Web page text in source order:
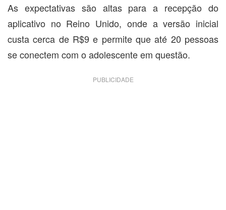
As expectativas são altas para a recepção do
aplicativo no Reino Unido, onde a versão inicial
custa cerca de R$9 e permite que até 20 pessoas
se conectem com o adolescente em questão.
PUBLICIDADE